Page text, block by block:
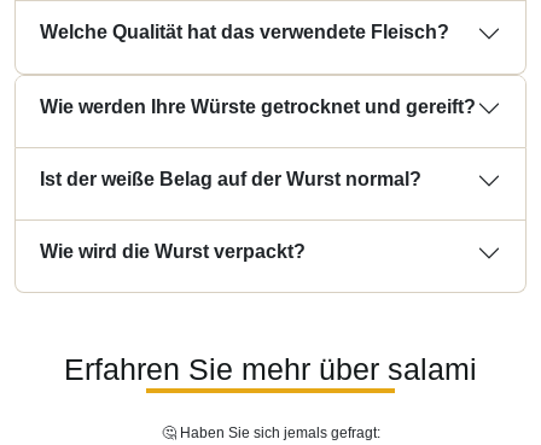
Welche Qualität hat das verwendete Fleisch?
Wie werden Ihre Würste getrocknet und gereift?
Ist der weiße Belag auf der Wurst normal?
Wie wird die Wurst verpackt?
Erfahren Sie mehr über salami
🤔 Haben Sie sich jemals gefragt: